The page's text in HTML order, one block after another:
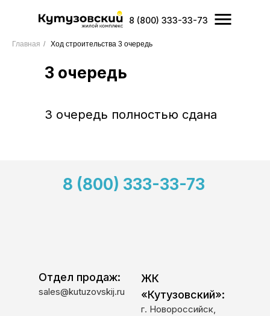
8 (800) 333-33-73
Главная / Ход строительства 3 очередь
3 очередь
3 очередь полностью сдана
8 (800) 333-33-73
ЖК
«Кутузовский»:
г. Новороссийск,
Отдел продаж:
sales@kutuzovskij.ru